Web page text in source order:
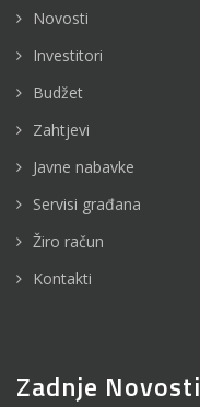
Novosti
Investitori
Budžet
Zahtjevi
Javne nabavke
Servisi građana
Žiro račun
Kontakti
Zadnje Novosti